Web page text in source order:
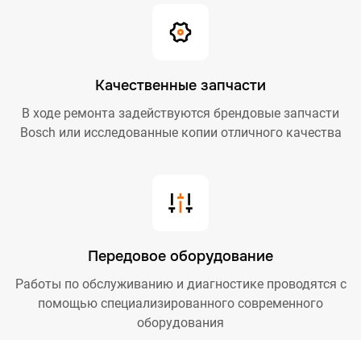
Качественные запчасти
В ходе ремонта задействуются брендовые запчасти
Bosch или исследованные копии отличного качества
Передовое оборудование
Работы по обслуживанию и диагностике проводятся с
помощью специализированного современного
оборудования